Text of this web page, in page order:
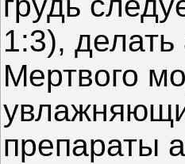
1:3),
Мертвого
препараты